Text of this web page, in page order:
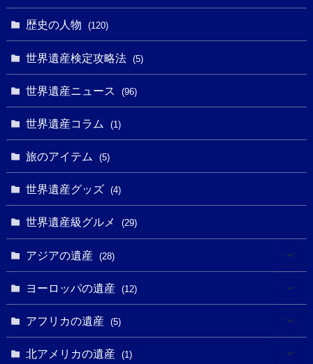
(5)
(18)
(3)
(7)
(4)
(2)
(5)
(13)
(2)
(1)
(5)
(2)
(6)
(1)
(27)
(10)(9)
(3)
(5)
(19)
(8)
歴史の人物 (120)
世界遺産検定攻略法 (5)
世界遺産ニュース (96)
世界遺産コラム (1)
旅のアイテム (5)
世界遺産グッズ (4)
世界遺産級グルメ (29)
アジアの遺産 (28)
(1)
ヨーロッパの遺産 (12)
(2)
(1)
アフリカの遺産 (5)
北アメリカの遺産 (1)